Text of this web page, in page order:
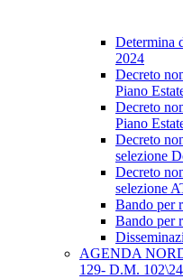
Determina
2024
Decreto
Piano
Decreto
Piano
Decreto
selezione
Decreto
selezione
Bando per
Bando per
AGENDA
129- D.M. 102\24